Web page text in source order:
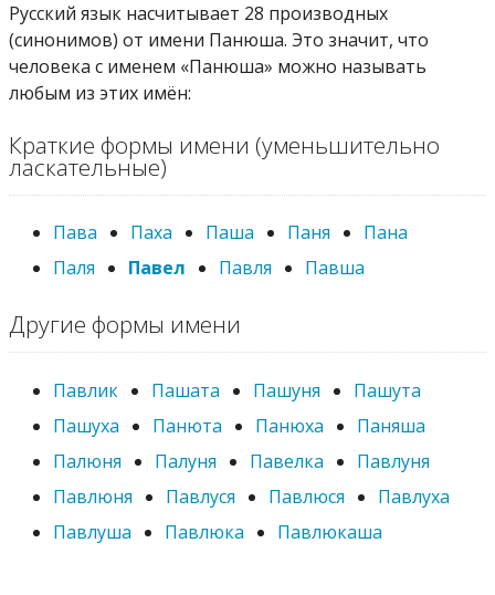
Русский язык насчитывает 28 производных
(синонимов) от имени Панюша. Это значит, что
человека с именем «Панюша» можно называть
любым из этих имён:
Краткие формы имени (уменьшительно
ласкательные)
Пава Паха Паша Паня
Пана
Паля
Павел Павля Павша
Другие формы имени
Павлик Пашата Пашуня
Пашута
Пашуха
Панюта Панюха
Паняша
Палюня
Палуня Павелка
Павлуня
Павлюня
Павлуся Павлюся
Павлуха
Павлуша
Павлюка Павлюкаша